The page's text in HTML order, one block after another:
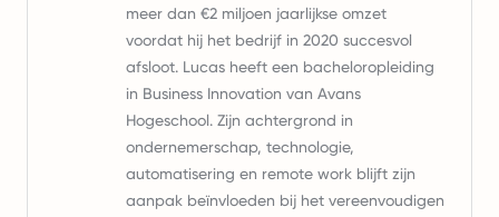
meer dan €2 miljoen jaarlijkse omzet
voordat hij het bedrijf in 2020 succesvol
afsloot. Lucas heeft een bacheloropleiding
in Business Innovation van Avans
Hogeschool. Zijn achtergrond in
ondernemerschap, technologie,
automatisering en remote work blijft zijn
aanpak beïnvloeden bij het vereenvoudigen